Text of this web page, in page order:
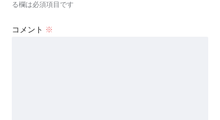
る欄は必須項目です
コメント ※